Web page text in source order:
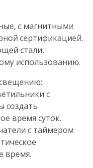
с магнитными
сертификацией.
стали,
использованию.
с
создать
время суток.
с таймером
время.